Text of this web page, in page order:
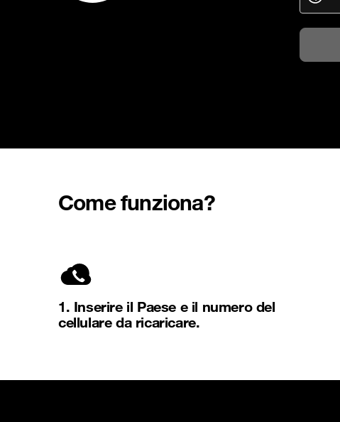
paese
Come funziona?
1. Inserire il Paese e il numero del
cellulare da ricaricare.